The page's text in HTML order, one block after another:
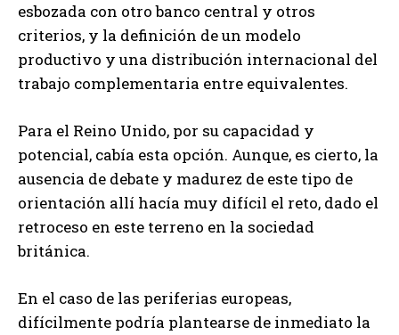
esbozada con otro banco central y otros
criterios, y la definición de un modelo
productivo y una distribución internacional del
trabajo complementaria entre equivalentes.
Para el Reino Unido, por su capacidad y
potencial, cabía esta opción. Aunque, es cierto, la
ausencia de debate y madurez de este tipo de
orientación allí hacía muy difícil el reto, dado el
retroceso en este terreno en la sociedad
británica.
En el caso de las periferias europeas,
difícilmente podría plantearse de inmediato la